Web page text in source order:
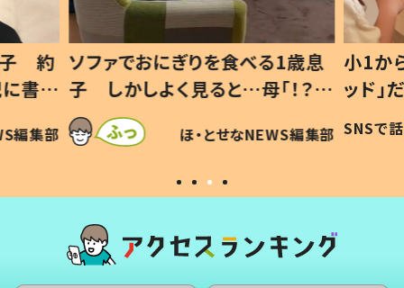
歳息
？」
編集部
小1から不登校、息子は「ギフテ
ッド」だった 父が“ウチ給食”を
作り続ける理由とは #令和の親
#令和の子
SNSで話題 ほ・とせなNEWS編集部
ひ孫
が、抱
「涙
い」